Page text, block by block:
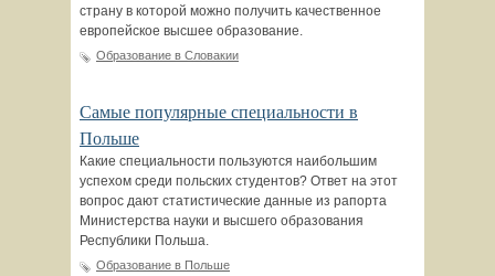
страну в которой можно получить качественное
европейское высшее образование.
Образование в Словакии
Самые популярные специальности в
Польше
Какие специальности пользуются наибольшим
успехом среди польских студентов? Ответ на этот
вопрос дают статистические данные из рапорта
Министерства науки и высшего образования
Республики Польша.
Образование в Польше